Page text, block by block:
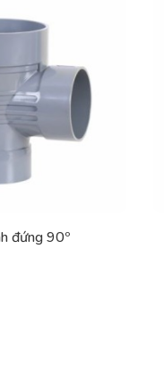
đứng 90º